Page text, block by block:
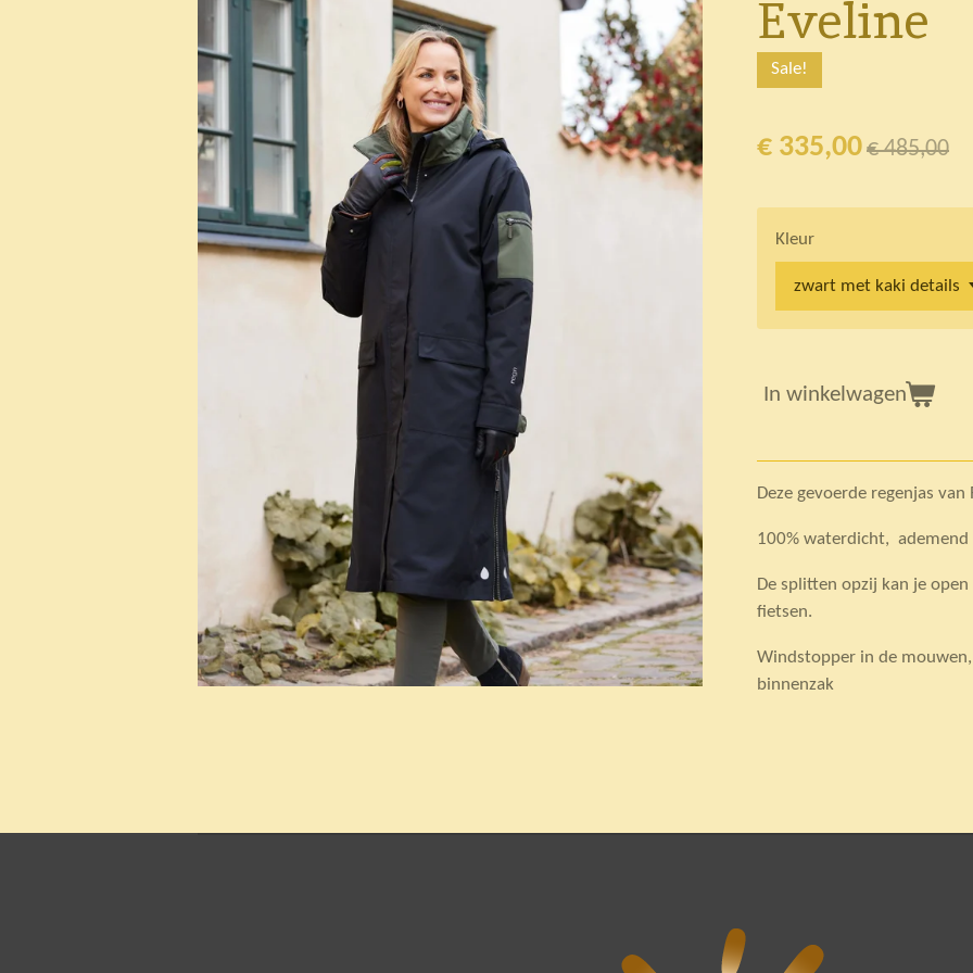
Eveline
Sale!
€ 335,00€ 485,00
Kleur
In winkelwagen
Deze gevoerde regenjas
100% waterdicht, ademend
De splitten opzij kan je
fietsen.
Windstopper in de
binnenzak